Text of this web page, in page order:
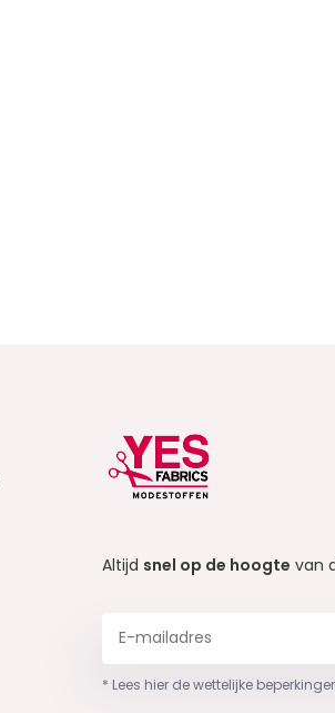
Altijd snel op de hoogte van
* Lees hier de wettelijke